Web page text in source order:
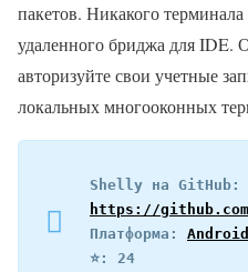
пакетов. Никакого
удаленного бриджа для IDE.
авторизуйте свои учетные
локальных многооконных
https://github.com/
Платформа: Android
⭐️: 24